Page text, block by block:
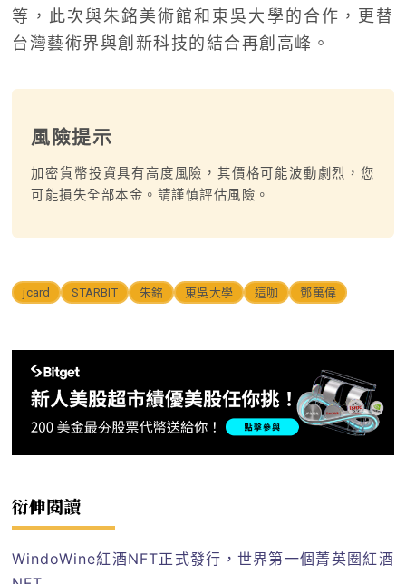
等，此次與朱銘美術館和東吳大學的合作，更替
台灣藝術界與創新科技的結合再創高峰。
風險提示
加密貨幣投資具有高度風險，其價格可能波動劇烈，您
可能損失全部本金。請謹慎評估風險。
jcard STARBIT 朱銘 東吳大學 這咖 鄧萬偉
衍伸閱讀
WindoWine紅酒NFT正式發行，世界第一個菁英圈紅酒